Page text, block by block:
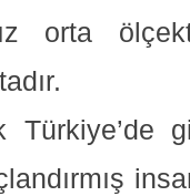
orta
Türkiye’de